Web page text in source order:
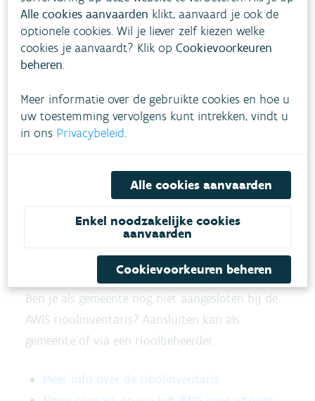
Per relevante leiding zal de basisinformatie
minimaal bestaan uit :
risico van de leiding
type geplande inspectie
type en datum uitgevoerde inspectie
Deze aanvulling moet toelaten om vanuit de
AWIS rioolinventaris een correcte opvolging van
de invulling van de minimumvoorwaarden te
Ben je als gemeente nog niet aangesloten bij de
AWIS rioolinventaris? Aansluiten kan als
gemeente of via een rioolbeheerder.
Meer info over de rioolinventaris
Alle cookies aanvaarden klikt, aanvaard je ook de
optionele cookies. Wil je liever zelf kiezen welke
cookies je aanvaardt? Klik opCookievoorkeuren
beheren.
Meer informatie over de gebruikte cookies en hoe u
uw toestemming vervolgens kunt intrekken, vindt u
in ons Privacybeleid.
Alle cookies aanvaarden
Enkel noodzakelijke cookies
aanvaarden
Cookievoorkeuren beheren